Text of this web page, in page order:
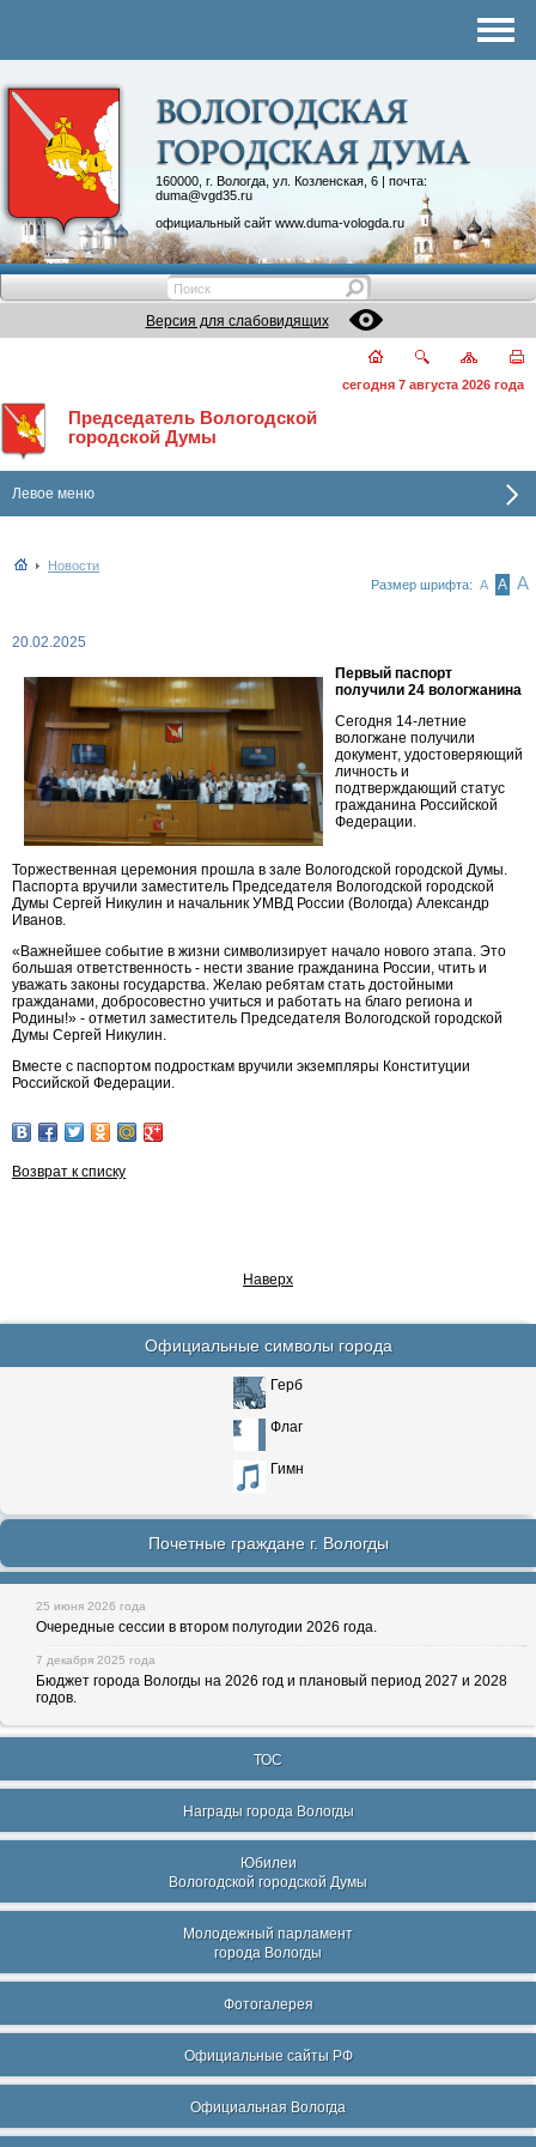
160000, г. Вологда, ул. Козленская, 6 | почта:
duma@vgd35.ru
официальный сайт www.duma-vologda.ru
Контакты
Депутатские объединения
Версия для слабовидящих
сегодня 7 августа 2026 года
Председатель Вологодской
городской Думы
Левое меню
Новости
Размер шрифта: А А А
20.02.2025
Первый паспорт
получили 24 вологжанина
Сегодня 14-летние
вологжане получили
документ, удостоверяющий
личность и
подтверждающий статус
гражданина Российской
Федерации.
Торжественная церемония прошла в зале Вологодской городской Думы.
Паспорта вручили заместитель Председателя Вологодской городской
Думы Сергей Никулин и начальник УМВД России (Вологда) Александр
Иванов.
«Важнейшее событие в жизни символизирует начало нового этапа. Это
большая ответственность - нести звание гражданина России, чтить и
уважать законы государства. Желаю ребятам стать достойными
гражданами, добросовестно учиться и работать на благо региона и
Родины!» - отметил заместитель Председателя Вологодской городской
Думы Сергей Никулин.
Вместе с паспортом подросткам вручили экземпляры Конституции
Российской Федерации.
Возврат к списку
Наверх
Официальные символы города
Герб
Флаг
Гимн
Почетные граждане г. Вологды
25 июня 2026 года
Очередные сессии в втором полугодии 2026 года.
7 декабря 2025 года
Бюджет города Вологды на 2026 год и плановый период 2027 и 2028
годов.
ТОС
Награды города Вологды
Юбилеи
Вологодской городской Думы
Молодежный парламент
города Вологды
Фотогалерея
Официальные сайты РФ
Официальная Вологда